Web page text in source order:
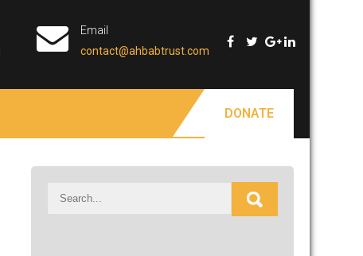
Email
contact@ahbabtrust.com
DONATE